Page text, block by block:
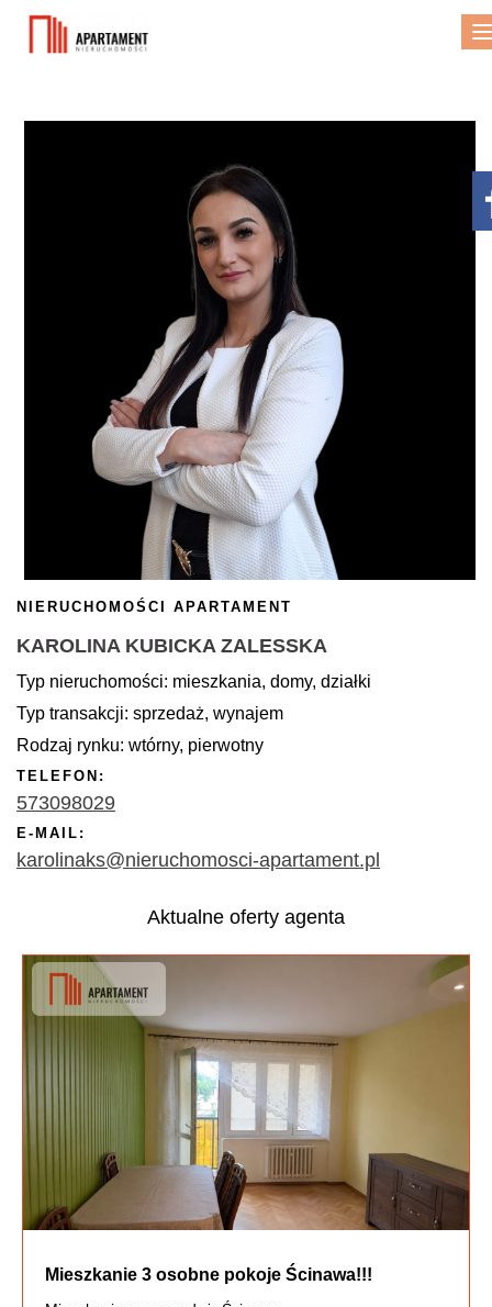
NIERUCHOMOŚCI APARTAMENT
KAROLINA KUBICKA ZALESSKA
Typ nieruchomości: mieszkania, domy, działki
Typ transakcji: sprzedaż, wynajem
Rodzaj rynku: wtórny, pierwotny
TELEFON:
573098029
E-MAIL:
karolinaks@nieruchomosci-apartament.pl
Aktualne oferty agenta
Mieszkanie 3 osobne pokoje Ścinawa!!!